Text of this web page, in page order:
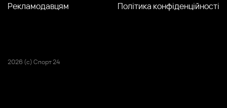
Рекламодавцям
Політика конфіденційності
2026 (с) Спорт 24